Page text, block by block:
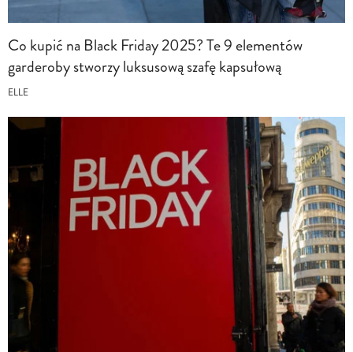
Co kupić na Black Friday 2025? Te 9 elementów
garderoby stworzy luksusową szafę kapsułową
ELLE